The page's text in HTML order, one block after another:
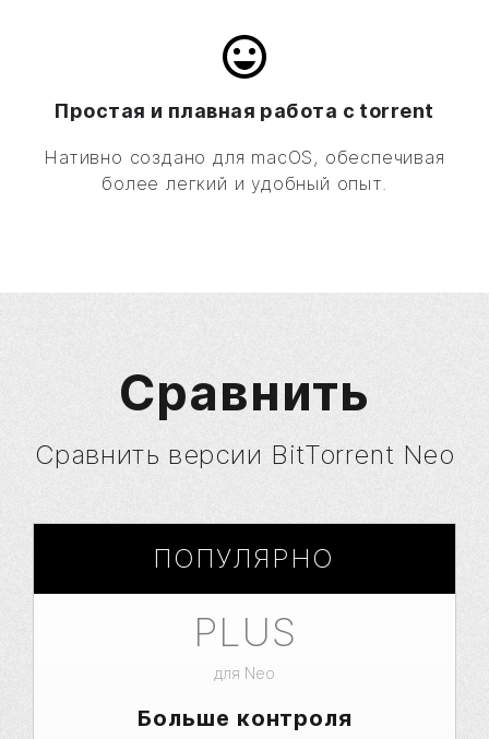
Простая и плавная работа с torrent
Нативно создано для macOS, обеспечивая
более легкий и удобный опыт.
Сравнить
Сравнить версии BitTorrent Neo
ПОПУЛЯРНО
PLUS
для Neo
Больше контроля